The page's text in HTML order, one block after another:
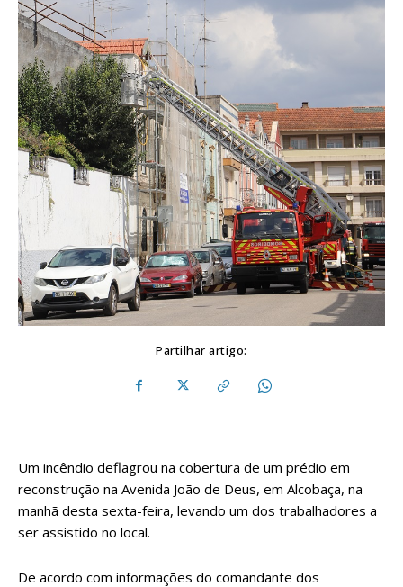
Partilhar artigo:
Um incêndio deflagrou na cobertura de um prédio em
reconstrução na Avenida João de Deus, em Alcobaça, na
manhã desta sexta-feira, levando um dos trabalhadores a
ser assistido no local.
De acordo com informações do comandante dos